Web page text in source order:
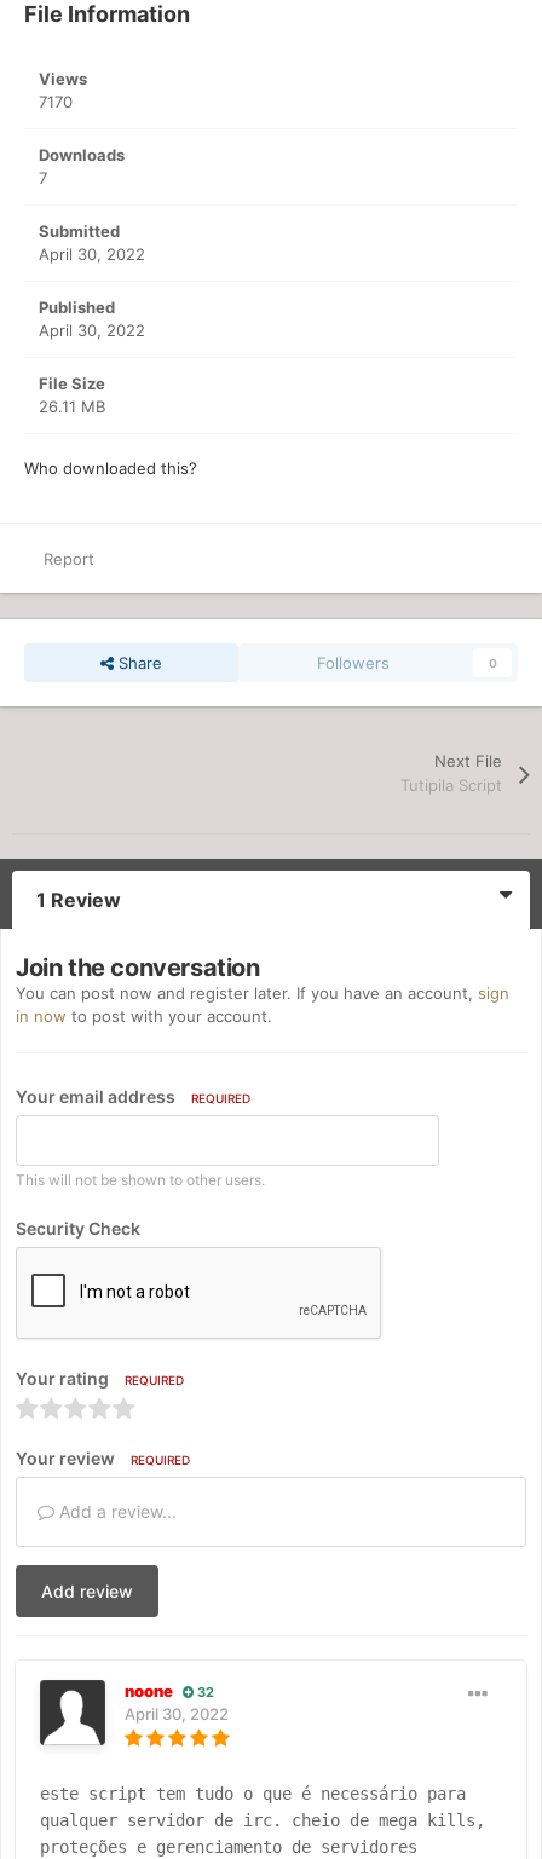
File Information
Views
7170
Downloads
7
Submitted
April 30, 2022
Published
April 30, 2022
File Size
26.11 MB
Who downloaded this?
Report
Share Followers 0
Next File
Tutipila Script
1 Review
Join the conversation
You can post now and register later. If you have an account, sign
in now to post with your account.
Your email address REQUIRED
This will not be shown to other users.
Security Check
Your rating REQUIRED
Your review REQUIRED
Add a review...
Add review
noone 32
April 30, 2022
este script tem tudo o que é necessário para
qualquer servidor de irc. cheio de mega kills,
proteções e gerenciamento de servidores